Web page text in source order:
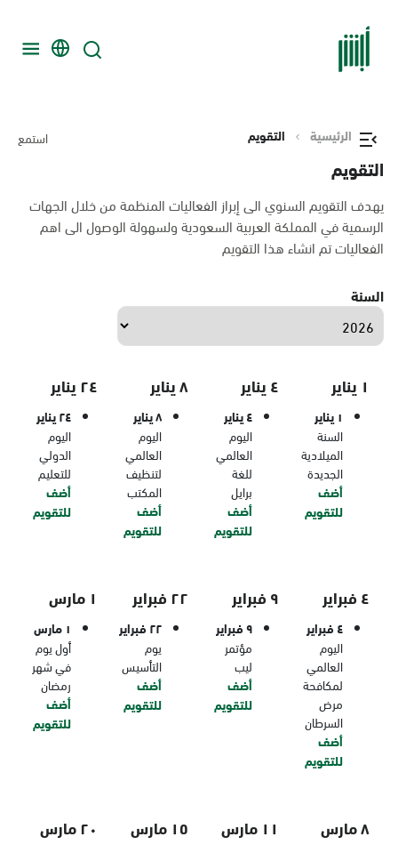
الرئيسية التقويم استمع
التقويم
يهدف التقويم السنوي الى إبراز الفعاليات المنظمة من خلال الجهات
الرسمية في المملكة العربية السعودية ولسهولة الوصول الى اهم
الفعاليات تم انشاء هذا التقويم
السنة
١ يناير
١ يناير
السنة
الميلادية
الجديدة
أضف
للتقويم
٤ يناير
٤ يناير
اليوم
العالمي
للغة
برايل
أضف
للتقويم
٨ يناير
٨ يناير
اليوم
العالمي
لتنظيف
المكتب
أضف
للتقويم
٢٤ يناير
٢٤ يناير
اليوم
الدولي
للتعليم
أضف
للتقويم
٤ فبراير
٤ فبراير
اليوم
العالمي
لمكافحة
مرض
السرطان
أضف
للتقويم
٩ فبراير
٩ فبراير
مؤتمر
ليب
أضف
للتقويم
٢٢ فبراير
٢٢ فبراير
يوم
التأسيس
أضف
للتقويم
١ مارس
١ مارس
أول يوم
في شهر
رمضان
أضف
للتقويم
٨ مارس ١١ مارس ١٥ مارس ٢٠ مارس